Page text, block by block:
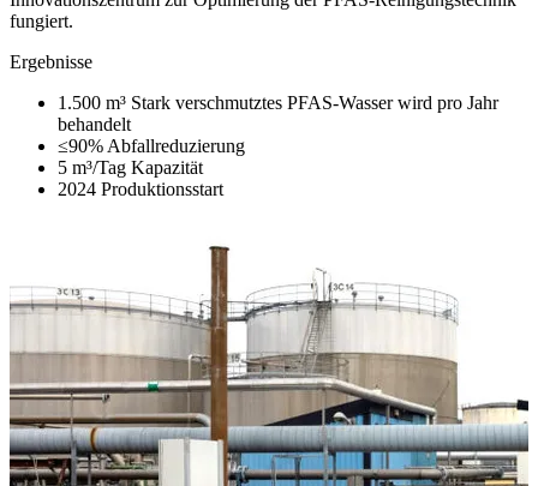
fungiert.
Ergebnisse
1.500 m³ Stark verschmutztes PFAS-Wasser wird pro Jahr
behandelt
≤90% Abfallreduzierung
5 m³/Tag Kapazität
2024 Produktionsstart